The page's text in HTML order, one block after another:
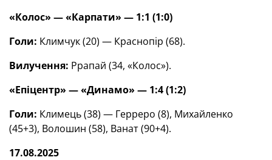
«Колос» — «Карпати» — 1:1 (1:0)
Голи: Климчук (20) — Краснопір (68).
Вилучення: Ррапай (34, «Колос»).
«Епіцентр» — «Динамо» — 1:4 (1:2)
Голи: Климець (38) — Герреро (8), Михайленко
(45+3), Волошин (58), Ванат (90+4).
17.08.2025